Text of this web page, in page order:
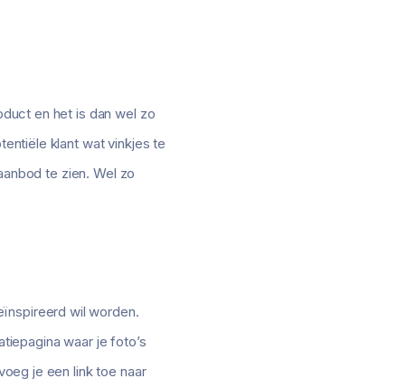
en het is dan wel zo
klant wat vinkjes te
te zien. Wel zo
wil worden.
waar je foto’s
je een link toe naar